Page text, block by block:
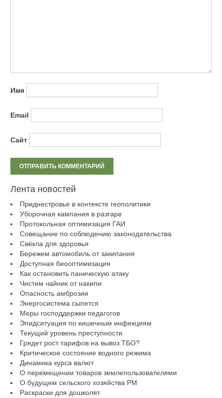
Имя
Email
Сайт
Лента новостей
Приднестровье в контексте геополитики
Уборочная кампания в разгаре
Протокольная оптимизация ГАИ
Совещание по соблюдению законодательства
Свёкла для здоровья
Бережем автомобиль от закипания
Доступная биооптимизация
Как остановить паническую атаку
Чистим чайник от накипи
Опасность амброзии
Энергосистема сыпется
Меры господдержки педагогов
Эпидситуация по кишечным инфекциям
Текущий уровень преступности
Грядет рост тарифов на вывоз ТБО?
Критическое состояние водного режима
Динамика курса валют
О перемещении товаров землепользователями
О будущем сельского хозяйства РМ
Раскраски для дошколят